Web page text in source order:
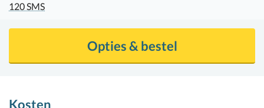
120 SMS
Opties & bestel
Kosten